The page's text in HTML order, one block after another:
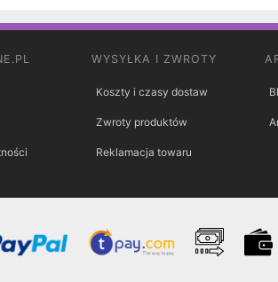
WYSYŁKA I ZWROTY
Koszty i czasy dostaw
Zwroty produktów
Reklamacja towaru